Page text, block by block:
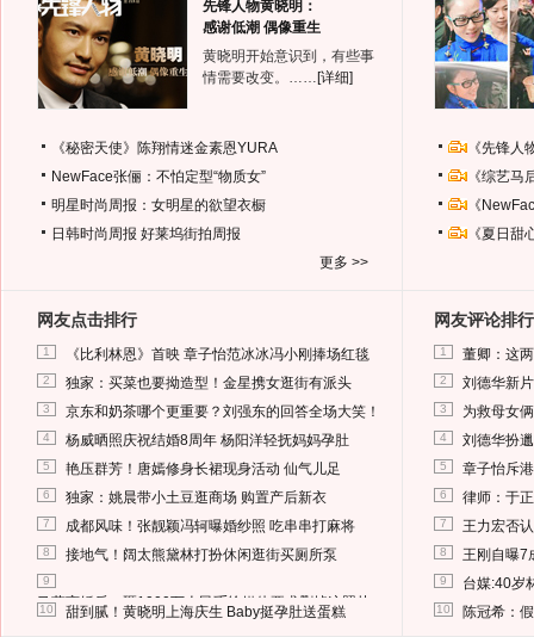
先锋人物黄晓明：
感谢低潮 偶像重生
黄晓明开始意识到，有些事
情需要改变。…… [详细]
《秘密天使》陈翔情迷金素恩YURA
NewFace张俪：不怕定型“物质女”
明星时尚周报：女明星的欲望衣橱
日韩时尚周报 好莱坞街拍周报
更多 >>
《先锋
《综艺
《
《夏日
网友点击排行
1 《比利林恩》首映 章子怡范冰冰冯小刚捧场红毯
2 独家：买菜也要拗造型！金星携女逛街有派头
3 京东和奶茶哪个更重要？刘强东的回答全场大笑！
4 杨威晒照庆祝结婚8周年 杨阳洋轻抚妈妈孕肚
5 艳压群芳！唐嫣修身长裙现身活动 仙气儿足
6 独家：姚晨带小土豆逛商场 购置产后新衣
7 成都风味！张靓颖冯轲曝婚纱照 吃串串打麻将
8 接地气！阔太熊黛林打扮休闲逛街买厕所泵
9
马蓉离婚后，砸1000万人民币给媒体要求删掉这照片
10 甜到腻！黄晓明上海庆生 Baby挺孕肚送蛋糕
网友评论排行
1 董卿：这
2 刘德华新
3 为救母女
4 刘德华扮
5 章子怡斥
6 律师：于
7 王力宏否
8 王刚自曝7
9 台媒:40岁
10 陈冠希：